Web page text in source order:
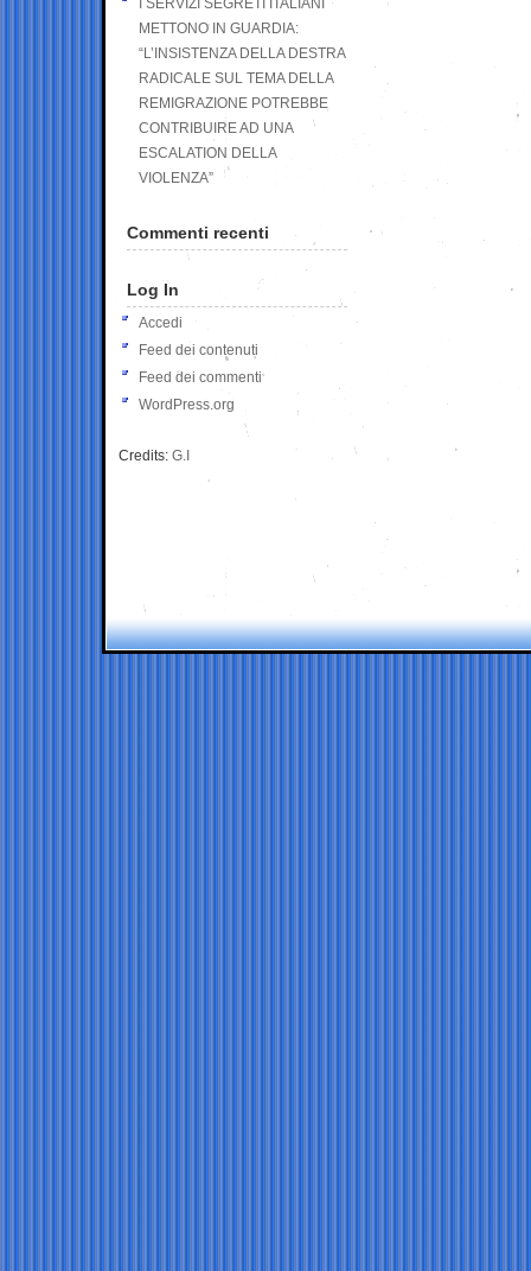
I SERVIZI SEGRETI ITALIANI
METTONO IN GUARDIA:
“L’INSISTENZA DELLA DESTRA
RADICALE SUL TEMA DELLA
REMIGRAZIONE POTREBBE
CONTRIBUIRE AD UNA
ESCALATION DELLA
VIOLENZA”
Commenti recenti
Log In
Accedi
Feed dei contenuti
Feed dei commenti
WordPress.org
Credits: G.I